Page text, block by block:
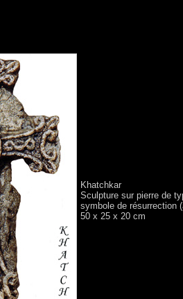
Khatchkar
Sculpture sur pierre de
symbole de résurrection
50 x 25 x 20 cm